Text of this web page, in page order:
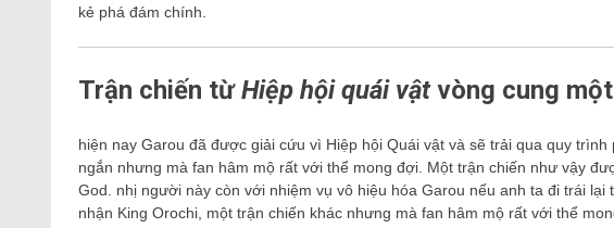
kẻ phá đám chính.
Trận chiến từHiệp hội quái vậtvòng cung
hiện nay Garou đã được giải cứu vì Hiệp hội Quái vật và sẽ trải qua quy
ngắn nhưng mà fan hâm mộ rất với thể mong đợi. Một trận chiến như vậy
God. nhị người này còn với nhiệm vụ vô hiệu hóa Garou nếu anh ta đi trái
nhận King Orochi, một trận chiến khác nhưng mà fan hâm mộ rất với thể